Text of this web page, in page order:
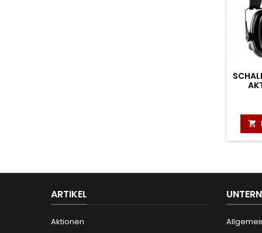

ARTIKEL
Aktionen